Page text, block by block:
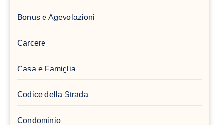
Bonus e Agevolazioni
Carcere
Casa e Famiglia
Codice della Strada
Condominio